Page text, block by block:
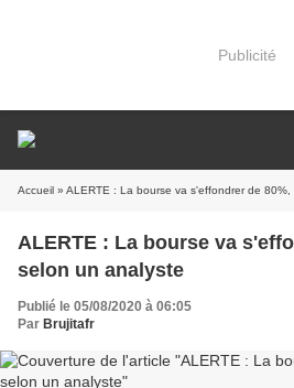
Publicité
Accueil » ALERTE : La bourse va s'effondrer de
ALERTE : La bourse va s'effondrer de 80%,
selon un analyste
Publié le 05/08/2020 à 06:05
Par Brujitafr